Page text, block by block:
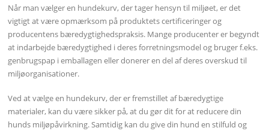
Når man vælger en hundekurv, der tager hensyn til miljøet, er det
vigtigt at være opmærksom på produktets certificeringer og
producentens bæredygtighedspraksis. Mange producenter er begyndt
at indarbejde bæredygtighed i deres forretningsmodel og bruger f.eks.
genbrugspap i emballagen eller donerer en del af deres overskud til
miljøorganisationer.
Ved at vælge en hundekurv, der er fremstillet af bæredygtige
materialer, kan du være sikker på, at du gør dit for at reducere din
hunds miljøpåvirkning. Samtidig kan du give din hund en stilfuld og